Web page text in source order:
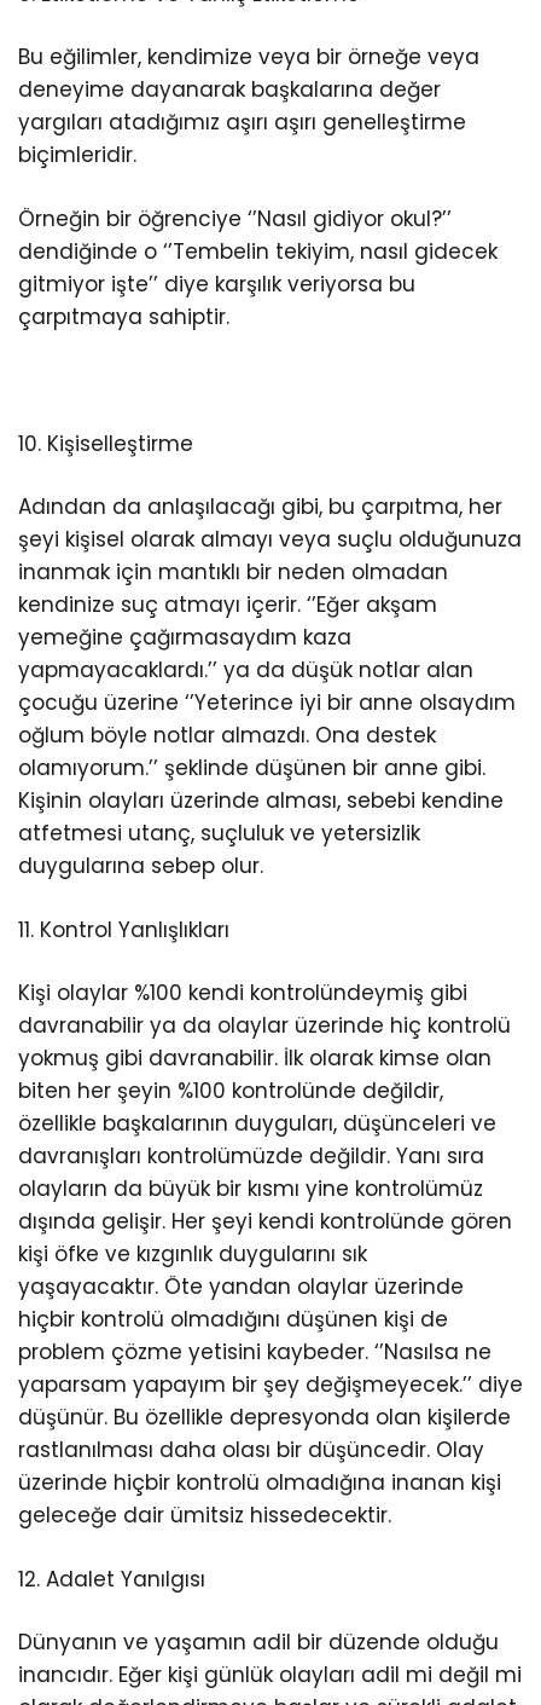
Bu eğilimler, kendimize veya bir örneğe veya
deneyime dayanarak başkalarına değer
yargıları atadığımız aşırı aşırı genelleştirme
biçimleridir.
Örneğin bir öğrenciye ‘’Nasıl gidiyor okul?’’
dendiğinde o ‘’Tembelin tekiyim, nasıl gidecek
gitmiyor işte’’ diye karşılık veriyorsa bu
çarpıtmaya sahiptir.
10. Kişiselleştirme
Adından da anlaşılacağı gibi, bu çarpıtma, her
şeyi kişisel olarak almayı veya suçlu olduğunuza
inanmak için mantıklı bir neden olmadan
kendinize suç atmayı içerir. ‘’Eğer akşam
yemeğine çağırmasaydım kaza
yapmayacaklardı.’’ ya da düşük notlar alan
çocuğu üzerine ‘’Yeterince iyi bir anne olsaydım
oğlum böyle notlar almazdı. Ona destek
olamıyorum.’’ şeklinde düşünen bir anne gibi.
Kişinin olayları üzerinde alması, sebebi kendine
atfetmesi utanç, suçluluk ve yetersizlik
duygularına sebep olur.
11. Kontrol Yanlışlıkları
Kişi olaylar %100 kendi kontrolündeymiş gibi
davranabilir ya da olaylar üzerinde hiç kontrolü
yokmuş gibi davranabilir. İlk olarak kimse olan
biten her şeyin %100 kontrolünde değildir,
özellikle başkalarının duyguları, düşünceleri ve
davranışları kontrolümüzde değildir. Yanı sıra
olayların da büyük bir kısmı yine kontrolümüz
dışında gelişir. Her şeyi kendi kontrolünde gören
kişi öfke ve kızgınlık duygularını sık
yaşayacaktır. Öte yandan olaylar üzerinde
hiçbir kontrolü olmadığını düşünen kişi de
problem çözme yetisini kaybeder. ‘’Nasılsa ne
yaparsam yapayım bir şey değişmeyecek.’’ diye
düşünür. Bu özellikle depresyonda olan kişilerde
rastlanılması daha olası bir düşüncedir. Olay
üzerinde hiçbir kontrolü olmadığına inanan kişi
geleceğe dair ümitsiz hissedecektir.
12. Adalet Yanılgısı
Dünyanın ve yaşamın adil bir düzende olduğu
inancıdır. Eğer kişi günlük olayları adil mi değil mi